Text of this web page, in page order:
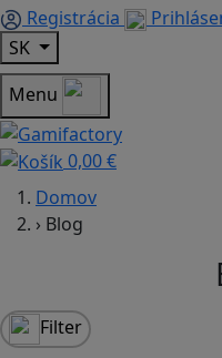
Registrácia
SK
Menu
0,00 €
Domov
› Blog
Filter